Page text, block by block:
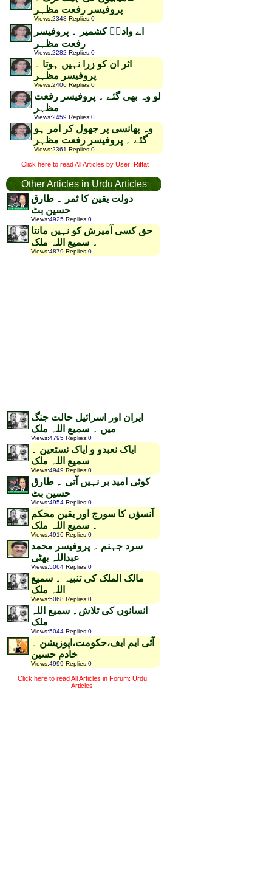
پروفیسر رفعت مظہر
Views:2348 Replies:0
اے وادیؑ کشمیر ۔ پروفیسر
رفعت مظہر
Views:2282 Replies:0
اثر ان کو زرا نہیں ہوتا ۔
پروفیسر مظہر
Views:2406 Replies:0
لو وہ بھی گئے ۔ پروفیسر رفعت
مظہر
Views:2459 Replies:0
وہ پھانسی پر جھول کر امر ہو
گئے ۔ پروفیسر رفعت مظہر
Views:2361 Replies:0
Click here to read All Articles by User: Riffat
Other Articles in Urdu Articles
دولت یقین کا ثمر ۔ طارق
حسین بٹ
Views:4925 Replies:0
حق کسی آمیرش کو نہیں مانتا
۔ سمیع اللہ ملک
Views:4879 Replies:0
ایران اور اسرائیل حالت جنگ
میں ۔ سمیع اللہ ملک
Views:4795 Replies:0
ایاک نعبدو و ایاک نستعین ۔
سمیع اللہ ملک
Views:4949 Replies:0
کوئی امید بر نہیں آتی ۔ طارق
حسین بٹ
Views:4954 Replies:0
آنسؤں کا سورج اور یقین محکم
۔ سمیع اللہ ملک
Views:4916 Replies:0
سرد جہنم ۔ پروفیسر محمد
عبداللہ بھٹی
Views:5064 Replies:0
مالک الملک کی تنبیہ ۔ سمیع
اللہ ملک
Views:5068 Replies:0
انسانوں کی تلاش۔ سمیع اللہ
ملک
Views:5044 Replies:0
آئی ایم ایف،حکومت،اپوزیشن ۔
خادم حسین
Views:4999 Replies:0
Click here to read All Articles in Forum: Urdu
Articles